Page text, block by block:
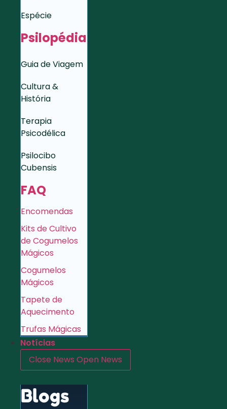
Espécie
Psilopédia
Guia de Viagem
Cultura &
História
Terapia
Psicodélica
Psilocibo
Cubensis
FAQ
Encomendas
Kits de Cultivo
de Cogumelos
Mágicos
Cogumelos
Mágicos
Tapete de
Aquecimento
Trufas Mágicas
Notícias
Close News Open News
Blogs